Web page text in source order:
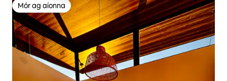
Mór ag aíonna
Mór ag aíonna